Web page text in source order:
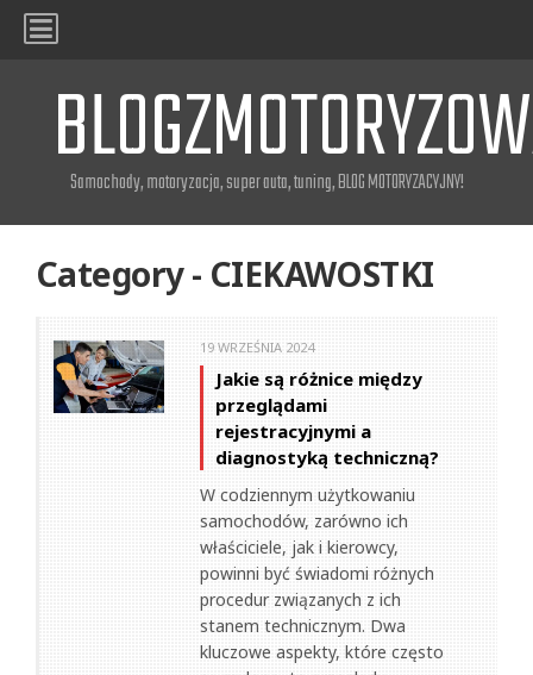
Samochody, motoryzacja, super auta, tuning, BLOG MOTORYZACYJNY!
Category - CIEKAWOSTKI
19 WRZEŚNIA 2024
Jakie są różnice między
przeglądami
rejestracyjnymi a
diagnostyką techniczną?
W codziennym użytkowaniu
samochodów, zarówno ich
właściciele, jak i kierowcy,
powinni być świadomi różnych
procedur związanych z ich
stanem technicznym. Dwa
kluczowe aspekty, które często